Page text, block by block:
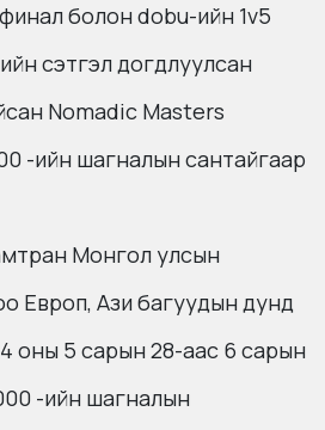
болон dobu-ийн 1v5
сэтгэл догдлуулсан
Nomadic Masters
-ийн шагналын сантайгаар
Монгол улсын
Европ, Ази багуудын дунд
оны 5 сарын 28-аас 6 сарын
-ийн шагналын